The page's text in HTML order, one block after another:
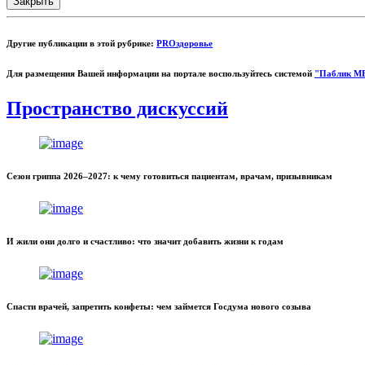
Другие публикации в этой рубрике: PROздоровье
Для размещения Вашей информации на портале воспользуйтесь системой "Паблик
Пространство дискуссий
Сезон гриппа 2026–2027: к чему готовиться пациентам, врачам, призывникам
И жили они долго и счастливо: что значит добавить жизни к годам
Спасти врачей, запретить конфеты: чем займется Госдума нового созыва